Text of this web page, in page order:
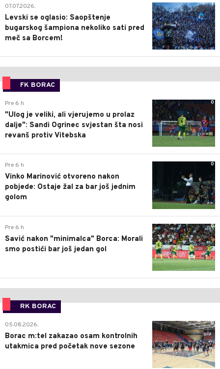
1
07.07.2026.
Levski se oglasio: Saopštenje
bugarskog šampiona nekoliko sati pred
meč sa Borcem!
FK BORAC
0
Pre 6 h
"Ulog je veliki, ali vjerujemo u prolaz
dalje": Sandi Ogrinec svjestan šta nosi
revanš protiv Vitebska
0
Pre 6 h
Vinko Marinović otvoreno nakon
pobjede: Ostaje žal za bar još jednim
golom
0
Pre 6 h
Savić nakon "minimalca" Borca: Morali
smo postići bar još jedan gol
RK BORAC
0
05.08.2026.
Borac m:tel zakazao osam kontrolnih
utakmica pred početak nove sezone